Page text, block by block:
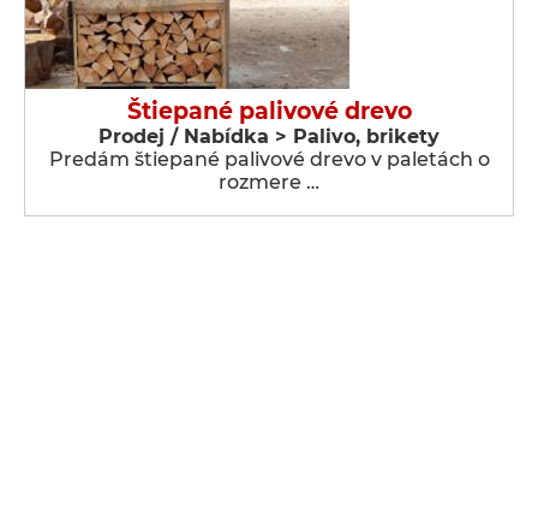
Štiepané palivové drevo
Prodej / Nabídka > Palivo, brikety
Predám štiepané palivové drevo v paletách o
rozmere …